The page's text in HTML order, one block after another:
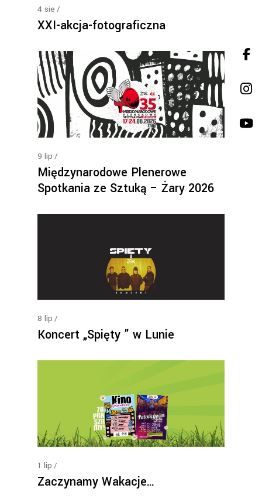
4 sie
XXI-akcja-fotograficzna
9 lip
Międzynarodowe Plenerowe
Spotkania ze Sztuką – Żary 2026
8 lip
Koncert „Spięty ” w Lunie
1 lip
Zaczynamy Wakacje…